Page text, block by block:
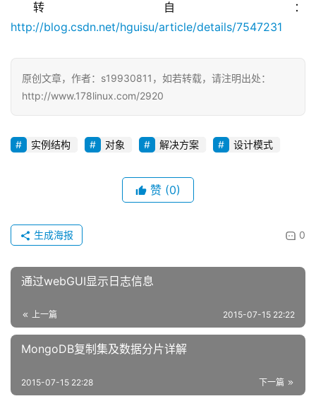
转自：
http://blog.csdn.net/hguisu/article/details/7547231
原创文章，作者：s19930811，如若转载，请注明出处：
http://www.178linux.com/2920
实例结构 对象 解决方案 设计模式
赞 (0)
0
生成海报
通过webGUI显示日志信息
上一篇 2015-07-15 22:22
MongoDB复制集及数据分片详解
下一篇
2015-07-15 22:28